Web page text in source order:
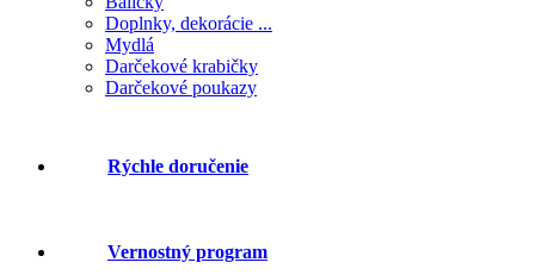
Doplnky, dekorácie ...
Mydlá
Darčekové krabičky
Darčekové poukazy
Rýchle doručenie
Vernostný program